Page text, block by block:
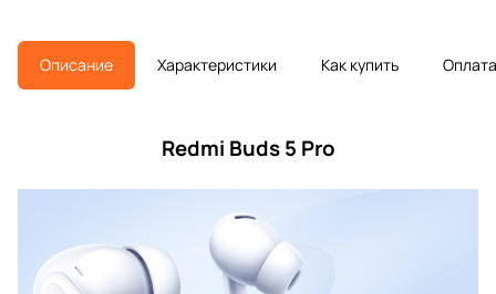
Описание Характеристики Как купить Оплата
Redmi Buds 5 Pro